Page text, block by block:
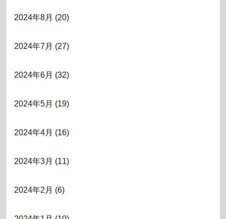
2024年8月 (20)
2024年7月 (27)
2024年6月 (32)
2024年5月 (19)
2024年4月 (16)
2024年3月 (11)
2024年2月 (6)